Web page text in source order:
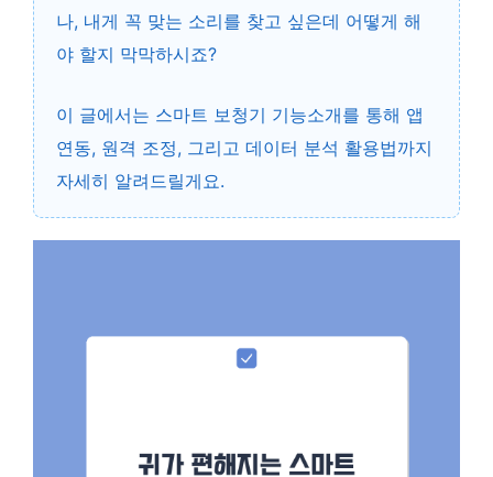
나, 내게 꼭 맞는 소리를 찾고 싶은데 어떻게 해
야 할지 막막하시죠?
이 글에서는 스마트 보청기 기능소개를 통해 앱
연동, 원격 조정, 그리고 데이터 분석 활용법까지
자세히 알려드릴게요.